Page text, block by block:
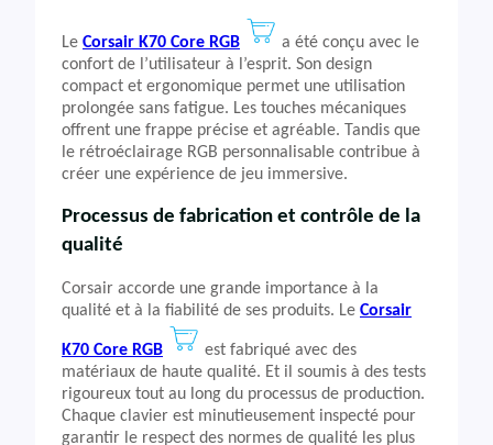
Le Corsair K70 Core RGB
a été conçu avec le
confort de l’utilisateur à l’esprit. Son design
compact et ergonomique permet une utilisation
prolongée sans fatigue. Les touches mécaniques
offrent une frappe précise et agréable. Tandis que
le rétroéclairage RGB personnalisable contribue à
créer une expérience de jeu immersive.
Processus de fabrication et contrôle de la
qualité
Corsair accorde une grande importance à la
qualité et à la fiabilité de ses produits. Le Corsair
K70 Core RGB
est fabriqué avec des
matériaux de haute qualité. Et il soumis à des tests
rigoureux tout au long du processus de production.
Chaque clavier est minutieusement inspecté pour
garantir le respect des normes de qualité les plus